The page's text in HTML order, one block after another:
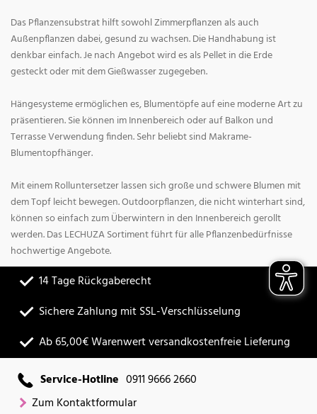
Das Pflanzensubstrat hilft sowohl Zimmerpflanzen als auch
Außenpflanzen dabei, gesund zu wachsen. Die Handhabung ist
denkbar einfach. Je nach Angebot wird es als Pellet in die Erde
gesteckt oder mit dem Gießwasser zugegeben.
Hängesysteme ermöglichen es, Blumentöpfe auf eine moderne Art zu
präsentieren. Sie können im Innenbereich oder auf Balkon und
Terrasse Verwendung finden. Sehr beliebt sind Makrame-
Blumentopfhänger.
Mit einem Rolluntersetzer lassen sich große und schwere Blumen mit
dem Topf leicht bewegen. Outdoorpflanzen, die nicht winterhart sind,
können so einfach zum Überwintern in den Innenbereich gerollt
werden. Das LECHUZA Sortiment führt für alle Pflanzenbedürfnisse
hochwertige Angebote.
14 Tage Rückgaberecht
Sichere Zahlung mit SSL-Verschlüsselung
Ab 65,00€ Warenwert versandkostenfreie Lieferung
Service-Hotline 0911 9666 2660
Zum Kontaktformular